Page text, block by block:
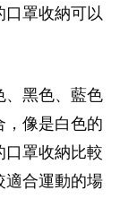
口罩收納可以
、黑色、藍色
，像是白色的
口罩收納比較
適合運動的場